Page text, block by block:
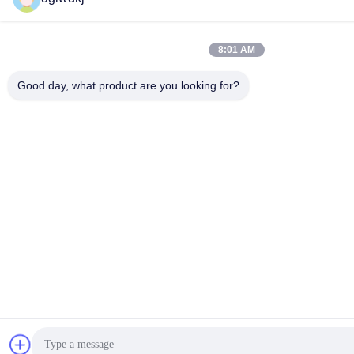
8:01 AM
Good day, what product are you looking for?